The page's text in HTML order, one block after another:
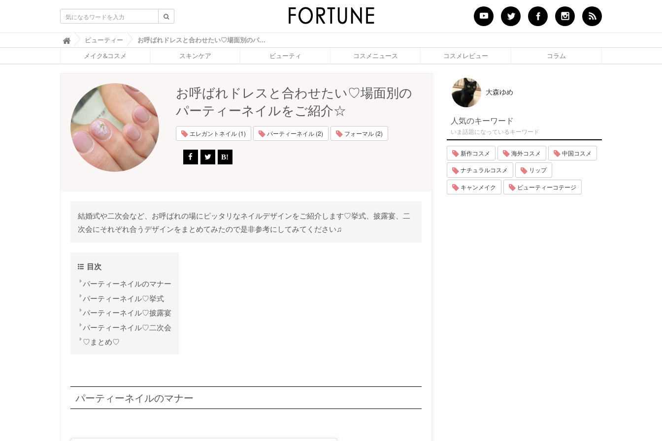
ふ
ぉ
ち
O
R
T
U
N
ビューティー お呼ばれドレスと合わせたい♡場面別のパーティーネイルをご紹介☆ - ふぉーちゅん(FORTUNE)
メイク&コスメ スキンケア ビューティ コスメニュース コスメレビュー コラム
お呼ばれドレスと合わせたい♡場面別の
パーティーネイルをご紹介☆
エレガントネイル (1) パーティーネイル (2) フォーマル (2)
結婚式や二次会など、お呼ばれの場にピッタリなネイルデザインをご紹介します♡挙式、披露宴、二
次会にそれぞれ合うデザインをまとめてみたので是非参考にしてみてください♫
目次
パーティーネイルのマナー
パーティーネイル♡挙式
パーティーネイル♡披露宴
パーティーネイル♡二次会
♡まとめ♡
パーティーネイルのマナー
大森ゆめ
人気のキーワード
いま話題になっているキーワード
新作コスメ 海外コスメ 中国コスメ
ナチュラルコスメ リップ
キャンメイク ビューティーコテージ